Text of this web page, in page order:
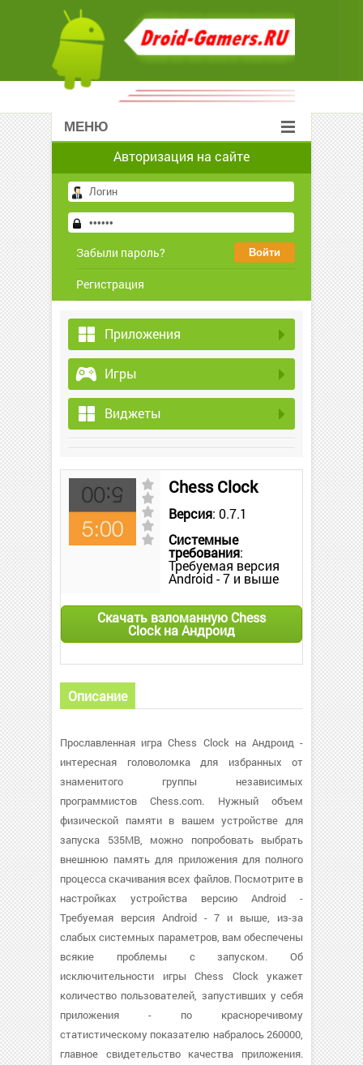
МЕНЮ
Авторизация на сайте
Забыли пароль?
Регистрация
Приложения
Игры
Виджеты
Chess Clock
Версия: 0.7.1
Системные
требования:
Требуемая версия
Android - 7 и выше
Скачать взломанную Chess
Clock на Андроид
Описание
Прославленная игра Chess Clock на Андроид -
интересная головоломка для избранных от
знаменитого группы независимых
программистов Chess.com. Нужный объем
физической памяти в вашем устройстве для
запуска 535MB, можно попробовать выбрать
внешнюю память для приложения для полного
процесса скачивания всех файлов. Посмотрите в
настройках устройства версию Android -
Требуемая версия Android - 7 и выше, из-за
слабых системных параметров, вам обеспечены
всякие проблемы с запуском. Об
исключительности игры Chess Clock укажет
количество пользователей, запустивших у себя
приложения - по красноречивому
статистическому показателю набралось 260000,
главное свидетельство качества приложения.